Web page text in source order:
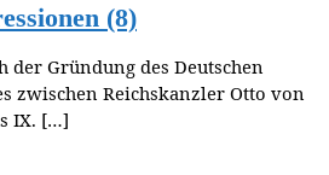
(8)
der Gründung des Deutschen
zwischen Reichskanzler Otto von
IX. […]